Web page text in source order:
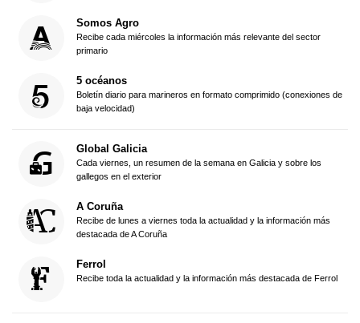
Somos Agro
Recibe cada miércoles la información más relevante del sector
primario
5 océanos
Boletín diario para marineros en formato comprimido (conexiones de
baja velocidad)
Global Galicia
Cada viernes, un resumen de la semana en Galicia y sobre los
gallegos en el exterior
A Coruña
Recibe de lunes a viernes toda la actualidad y la información más
destacada de A Coruña
Ferrol
Recibe toda la actualidad y la información más destacada de Ferrol